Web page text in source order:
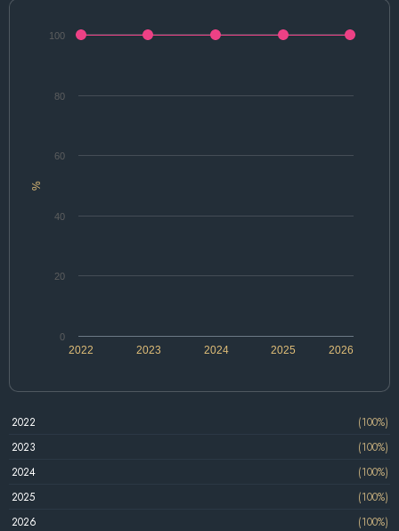
%
2022 2024 2026
2023 2025
0
20
40
60
80
100
2022
(100%)
2023
(100%)
2024
(100%)
2025
(100%)
2026
(100%)